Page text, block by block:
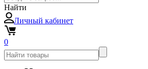
Найти
Личный кабинет
0